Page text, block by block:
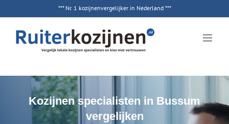
naar
inhoud
*** Nr. 1 kozijnenvergelijker in Nederland ***
Kozijnen specialisten in Bussum
vergelijken